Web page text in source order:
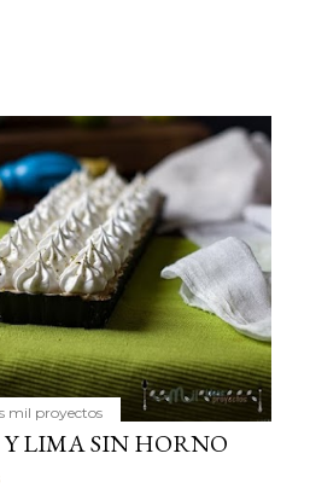
mil proyectos
LIMA SIN HORNO